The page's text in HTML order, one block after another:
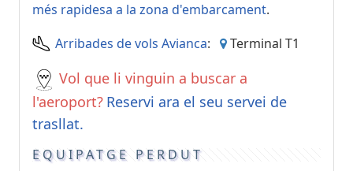
més rapidesa a la zona d'embarcament.
Arribades de vols Avianca: Terminal T1
Vol que li vinguin a buscar a
l'aeroport? Reservi ara el seu servei de
trasllat.
EQUIPATGE PERDUT